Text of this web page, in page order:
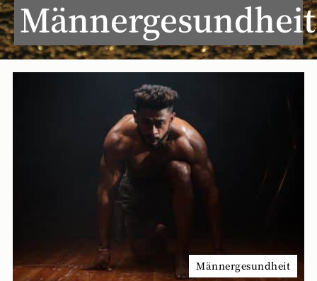
Männergesundheit
Männergesundheit